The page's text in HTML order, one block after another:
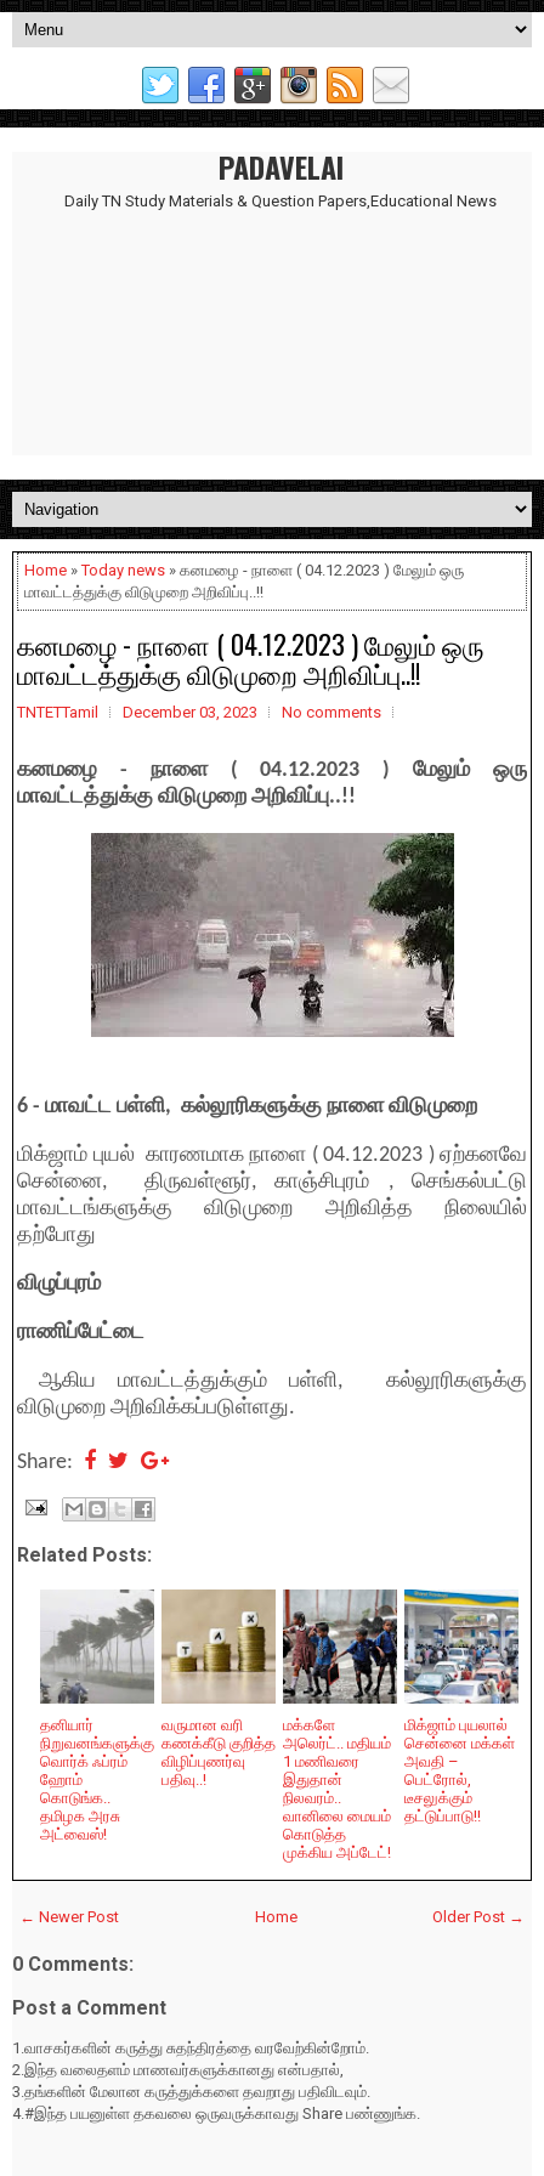
PADAVELAI
Daily TN Study Materials & Question Papers,Educational News
Home »Today news » கனமழை - நாளை ( 04.12.2023 ) மேலும் ஒரு
மாவட்டத்துக்கு விடுமுறை அறிவிப்பு..!!
கனமழை - நாளை ( 04.12.2023 ) மேலும் ஒரு
மாவட்டத்துக்கு விடுமுறை அறிவிப்பு..!!
TNTETTamil December 03, 2023 No comments
கனமழை - நாளை ( 04.12.2023 ) மேலும் ஒரு
மாவட்டத்துக்கு விடுமுறை அறிவிப்பு..!!
6 - மாவட்ட பள்ளி, கல்லூரிகளுக்கு நாளை விடுமுறை
மிக்ஜாம் புயல் காரணமாக நாளை ( 04.12.2023 ) ஏற்கனவே
சென்னை, திருவள்ளூர், காஞ்சிபுரம் , செங்கல்பட்டு
மாவட்டங்களுக்கு விடுமுறை அறிவித்த நிலையில்
தற்போது
விழுப்புரம்
ராணிப்பேட்டை
ஆகிய மாவட்டத்துக்கும் பள்ளி, கல்லூரிகளுக்கு
விடுமுறை அறிவிக்கப்படுள்ளது.
Share:
Related Posts:
தனியார்
நிறுவனங்களுக்கு
வொர்க் ஃப்ரம்
ஹோம்
கொடுங்க..
தமிழக அரசு
அட்வைஸ்!
வருமான வரி
கணக்கீடு குறித்த
விழிப்புணர்வு
பதிவு..!
மக்களே
அலெர்ட்.. மதியம்
1 மணிவரை
இதுதான்
நிலவரம்..
வானிலை மையம்
கொடுத்த
முக்கிய அப்டேட்!
மிக்ஜாம் புயலால்
சென்னை மக்கள்
அவதி –
பெட்ரோல்,
டீசலுக்கும்
தட்டுப்பாடு!!
← Newer Post Older Post →
Home
0 Comments:
Post a Comment
1.வாசகர்களின் கருத்து சுதந்திரத்தை வரவேற்கின்றோம்.
2.இந்த வலைதளம் மாணவர்களுக்கானது என்பதால்,
3.தங்களின் மேலான கருத்துக்களை தவறாது பதிவிடவும்.
4.#இந்த பயனுள்ள தகவலை ஒருவருக்காவது Share பண்ணுங்க.